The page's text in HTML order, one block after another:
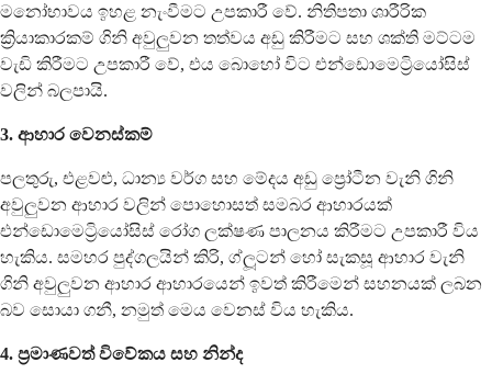
මනෝභාවය ඉහළ නැංවීමට උපකාරී වේ. නිතිපතා ශාරීරික
ක්‍රියාකාරකම් ගිනි අවුලුවන තත්වය අඩු කිරීමට සහ ශක්ති මට්ටම
වැඩි කිරීමට උපකාරී වේ, එය බොහෝ විට එන්ඩොමෙට්‍රියෝසිස්
වලින් බලපායි.
3. ආහාර වෙනස්කම්
පලතුරු, එළවළු, ධාන්‍ය වර්ග සහ මේදය අඩු ප්‍රෝටීන වැනි ගිනි
අවුලුවන ආහාර වලින් පොහොසත් සමබර ආහාරයක්
එන්ඩොමෙට්‍රියෝසිස් රෝග ලක්ෂණ පාලනය කිරීමට උපකාරී විය
හැකිය. සමහර පුද්ගලයින් කිරි, ග්ලූටන් හෝ සැකසූ ආහාර වැනි
ගිනි අවුලුවන ආහාර ආහාරයෙන් ඉවත් කිරීමෙන් සහනයක් ලබන
බව සොයා ගනී, නමුත් මෙය වෙනස් විය හැකිය.
4. ප්‍රමාණවත් විවේකය සහ නින්ද